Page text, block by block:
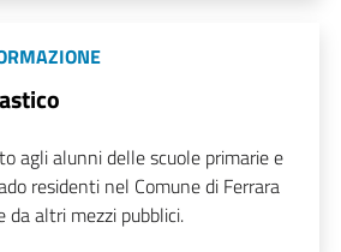
agli alunni delle scuole primarie e
residenti nel Comune di Ferrara
da altri mezzi pubblici.